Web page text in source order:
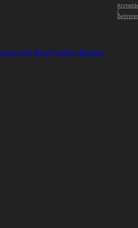
/
von Real Cookie Banner